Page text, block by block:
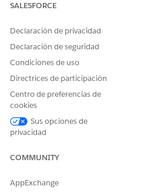
Active la configuración de
¡Háganos saber cómo
SALESFORCE
Declaración de privacidad
Declaración de seguridad
Condiciones de uso
Directrices de participación
Centro de preferencias de
cookies
Sus opciones de
privacidad
COMMUNITY
AppExchange